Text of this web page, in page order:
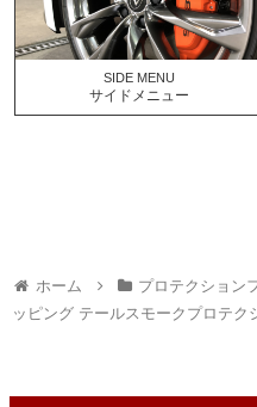
SIDE MENU
サイドメニュー
ホーム プロテクション
ッピング テールスモークプロテク